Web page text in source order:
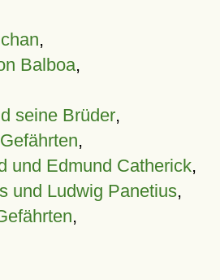
,
Balboa,
seine Brüder,
,
und Edmund Catherick,
und Ludwig Panetius,
,